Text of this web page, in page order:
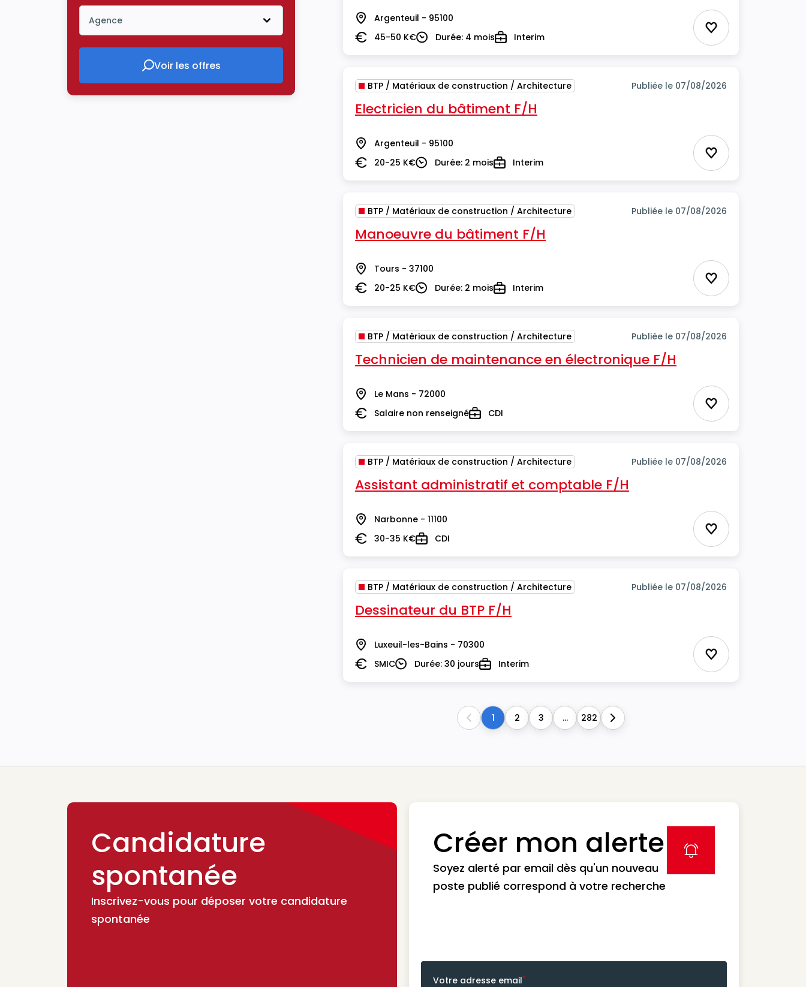
Agence
Icône ouvrir la liste déroulante
Voir les offres
Voir les offres
Lieu Argenteuil - 95100
Salaire45-50 K€DuréeDurée: 4 moisTypeInterim Ajouter aux
BTP / Matériaux de construction / Architecture Publiée le 07/08/2026
Electricien du bâtiment F/H
Lieu Argenteuil - 95100
Salaire20-25 K€DuréeDurée: 2 moisTypeInterim Ajouter aux
BTP / Matériaux de construction / Architecture Publiée le 07/08/2026
Manoeuvre du bâtiment F/H
Lieu Tours - 37100
Salaire20-25 K€DuréeDurée: 2 moisTypeInterim Ajouter aux
BTP / Matériaux de construction / Architecture Publiée le 07/08/2026
Technicien de maintenance en électronique F/H
Lieu Le Mans - 72000
SalaireSalaire non renseignéTypeCDI Ajouter aux
BTP / Matériaux de construction / Architecture Publiée le 07/08/2026
Assistant administratif et comptable F/H
Lieu Narbonne - 11100
Salaire30-35 K€TypeCDI Ajouter aux
BTP / Matériaux de construction / Architecture Publiée le 07/08/2026
Dessinateur du BTP F/H
Lieu Luxeuil-les-Bains - 70300
Salaire
SMICDuréeDurée: 30 joursTypeInterim Ajouter aux
Previous
1 2 3 ... 282 Next
Candidature
spontanée
Inscrivez-vous pour déposer votre candidature
spontanée
Créer mon alerte
Soyez alerté par email dès qu'un nouveau
poste publié correspond à votre recherche
label icon
Votre adresse email*